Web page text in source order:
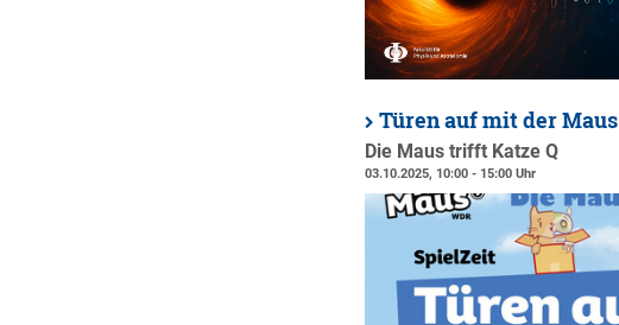
Türen auf mit der Maus
Die Maus trifft Katze Q
03.10.2025, 10:00 - 15:00 Uhr